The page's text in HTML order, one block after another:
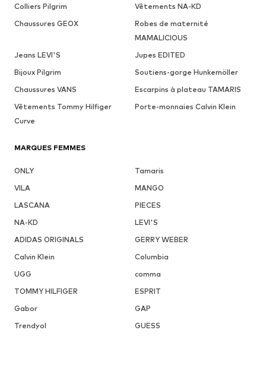
Colliers Pilgrim
Vêtements NA-KD
Chaussures GEOX
Robes de maternité
MAMALICIOUS
Jeans LEVI'S
Jupes EDITED
Bijoux Pilgrim
Soutiens-gorge Hunkemöller
Chaussures VANS
Escarpins à plateau TAMARIS
Vêtements Tommy Hilfiger
Curve
Porte-monnaies Calvin Klein
MARQUES FEMMES
ONLY
Tamaris
VILA
MANGO
LASCANA
PIECES
NA-KD
LEVI'S
ADIDAS ORIGINALS
GERRY WEBER
Calvin Klein
Columbia
UGG
comma
TOMMY HILFIGER
ESPRIT
Gabor
GAP
Trendyol
GUESS